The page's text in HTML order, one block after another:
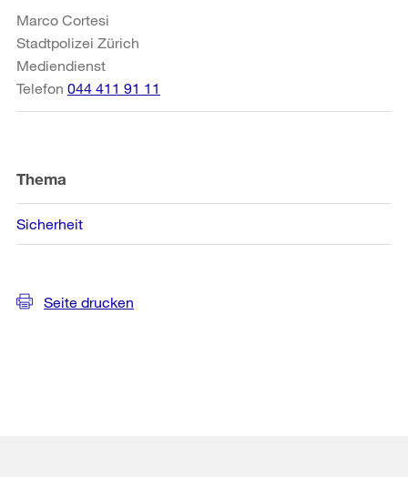
Marco Cortesi
Stadtpolizei Zürich
Mediendienst
Telefon 044 411 91 11
Thema
Sicherheit
Seite drucken